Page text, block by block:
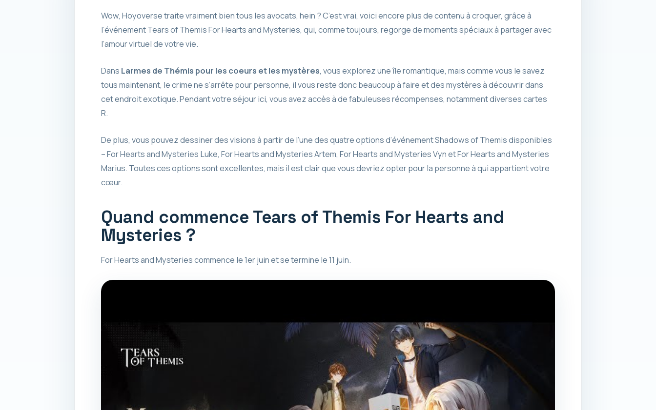
Wow, Hoyoverse traite vraiment bien tous les avocats, hein ? C’est vrai, voici encore plus de contenu à croquer, grâce à
l’événement Tears of Themis For Hearts and Mysteries, qui, comme toujours, regorge de moments spéciaux à partager avec
l’amour virtuel de votre vie.
Dans Larmes de Thémis pour les coeurs et les mystères, vous explorez une île romantique, mais comme vous le savez
tous maintenant, le crime ne s’arrête pour personne, il vous reste donc beaucoup à faire et des mystères à découvrir dans
cet endroit exotique. Pendant votre séjour ici, vous avez accès à de fabuleuses récompenses, notamment diverses cartes
R.
De plus, vous pouvez dessiner des visions à partir de l’une des quatre options d’événement Shadows of Themis disponibles
– For Hearts and Mysteries Luke, For Hearts and Mysteries Artem, For Hearts and Mysteries Vyn et For Hearts and Mysteries
Marius. Toutes ces options sont excellentes, mais il est clair que vous devriez opter pour la personne à qui appartient votre
cœur.
Quand commence Tears of Themis For Hearts and
Mysteries ?
For Hearts and Mysteries commence le 1er juin et se termine le 11 juin.